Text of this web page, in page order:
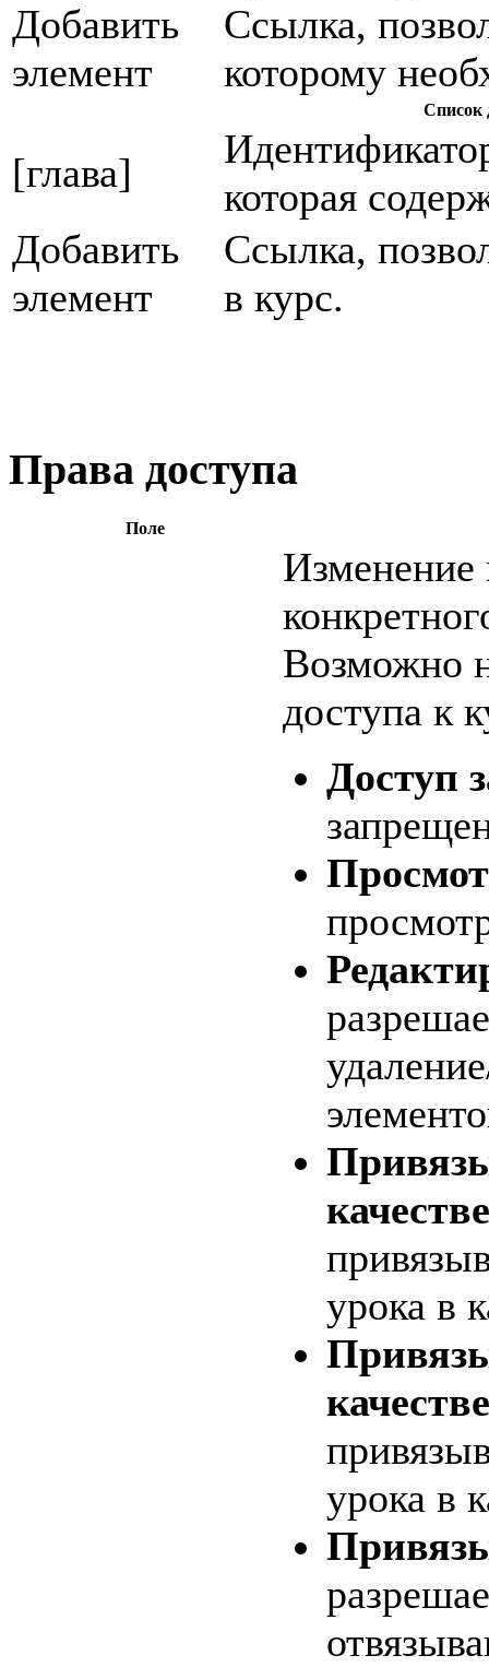
Добавить
элемент
Ссылка,
которому
Список
[глава]
которая
Добавить
элемент
Ссылка,
в курс.
Права доступа
Поле
Изменение
Возможно
доступа к
Доступ
урока в
урока в